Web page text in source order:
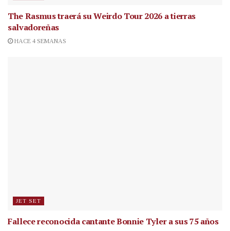
The Rasmus traerá su Weirdo Tour 2026 a tierras
salvadoreñas
HACE 4 SEMANAS
JET SET
Fallece reconocida cantanteBonnie Tyler a sus 75 años